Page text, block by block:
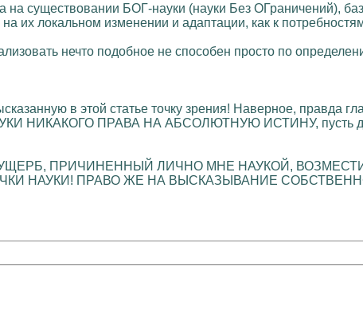
на существовании БОГ-науки (науки Без ОГраничений),
локальном изменении и адаптации, как к потребностям
нечто подобное не способен просто по
в этой статье точку зрения! Наверное, правда
ПРАВА НА АБСОЛЮТНУЮ ИСТИНУ, пусть даже
ПРИЧИНЕННЫЙ ЛИЧНО МНЕ НАУКОЙ,
НАУКИ! ПРАВО ЖЕ НА ВЫСКАЗЫВАНИЕ